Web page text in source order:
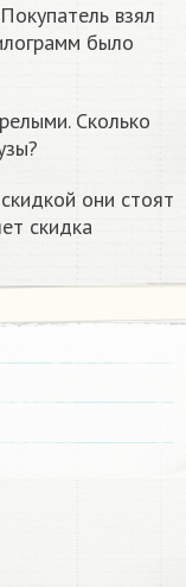
взял
было
Сколько
они стоят
скидка